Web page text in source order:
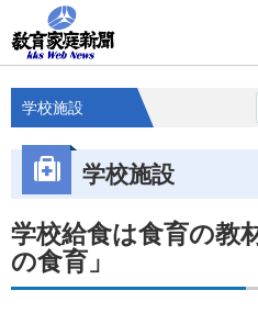
学校施設
学校施設
学校給食は食育の教
の食育」